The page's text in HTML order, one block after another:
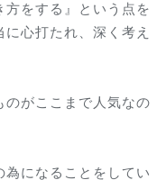
方をする』という点を
心打たれ、深く考え
がここまで人気なの
になることをしてい